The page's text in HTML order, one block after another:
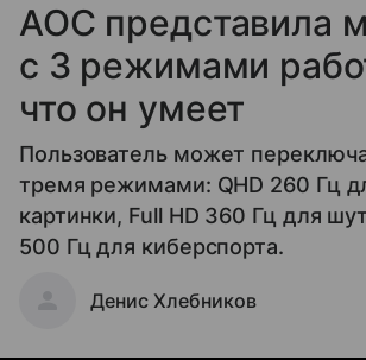
AOC представила
с 3 режимами
что он умеет
Пользователь может
тремя режимами: QHD 260 Гц
картинки, Full HD 360 Гц для
500 Гц для киберспорта.
Денис Хлебников